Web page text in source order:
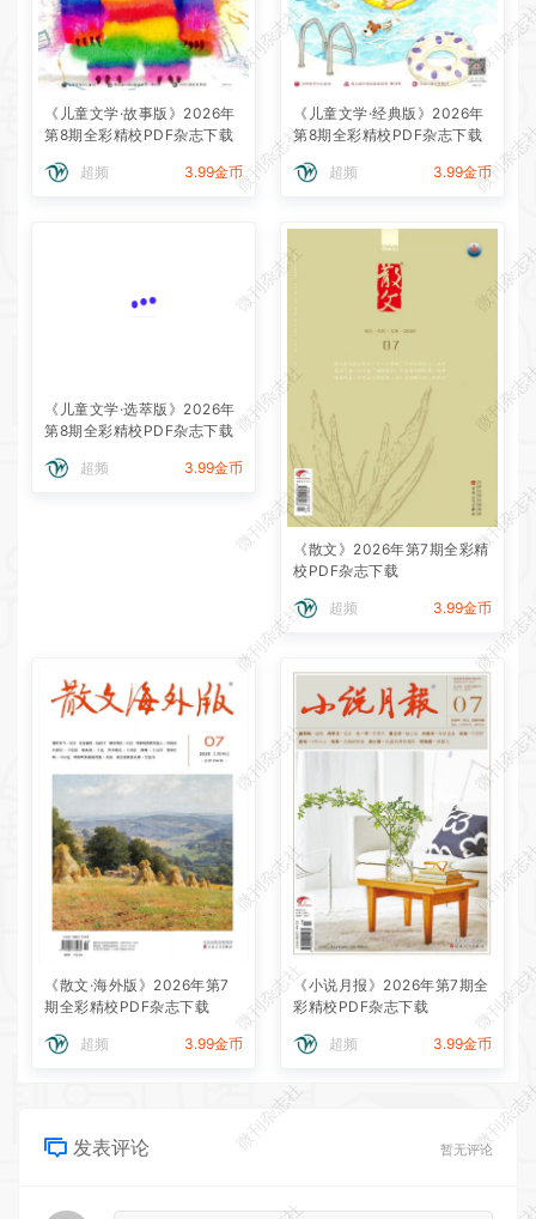
《儿童文学·故事版》2026年
第8期全彩精校PDF杂志下载
超频 3.99金币
《儿童文学·经典版》2026年
第8期全彩精校PDF杂志下载
超频 3.99金币
《儿童文学·选萃版》2026年
第8期全彩精校PDF杂志下载
超频 3.99金币
《散文》2026年第7期全彩精
校PDF杂志下载
超频 3.99金币
《散文·海外版》2026年第7
期全彩精校PDF杂志下载
超频 3.99金币
《小说月报》2026年第7期全
彩精校PDF杂志下载
超频 3.99金币
发表评论 暂无评论
微刊杂志社
微刊杂
微刊杂志社
微刊杂
微刊杂志社
微刊杂
微刊杂志社
微刊
微刊杂志社
微刊杂
微刊杂志社
微刊杂
微刊杂志社
微刊杂
微刊杂志社
微刊杂
微刊杂志社
微刊杂
微刊杂志社
微刊杂